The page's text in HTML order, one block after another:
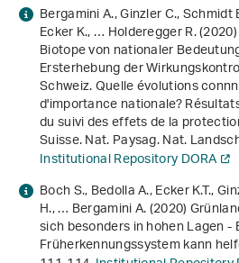
Bergamini A., Ginzler C., Schmidt
Ecker K., … Holderegger R.
Biotope von nationaler
Ersterhebung der
Schweiz. Quelle évolutions
d'importance nationale?
du suivi des effets de la
Suisse. Nat. Paysag. Nat.
Institutional Repository DORA
Boch S., Bedolla A., Ecker K.T.,
H., … Bergamini A. (2020)
sich besonders in hohen Lagen -
Früherkennungssystem kann